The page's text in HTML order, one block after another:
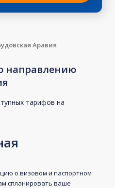
Аравия
направлению
тарифов на
о визовом и паспортном
спланировать ваше